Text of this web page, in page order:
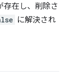
存在し、削除さ
に解決され